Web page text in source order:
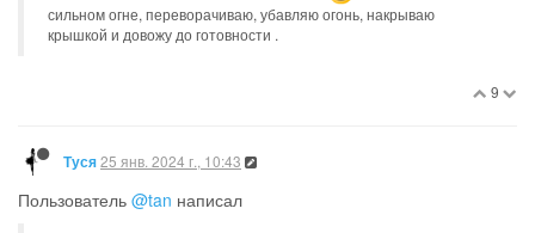
сильном огне, переворачиваю, убавляю огонь, накрываю
крышкой и довожу до готовности .
9
Туся25 янв. 2024 г., 10:43
Пользователь @tan написал